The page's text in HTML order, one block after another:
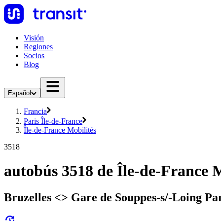
Visión
Regiones
Socios
Blog
Español
Francia
Paris Île-de-France
Île-de-France Mobilités
3518
autobús 3518 de Île-de-France
Bruzelles <> Gare de Souppes-s/-Loing